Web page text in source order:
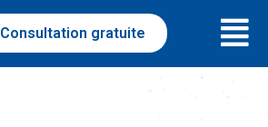
Consultation gratuite